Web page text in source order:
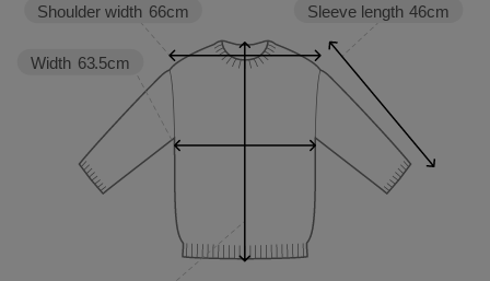
Sleeve length 46cm
Width 63.5cm
Shoulder width 66cm